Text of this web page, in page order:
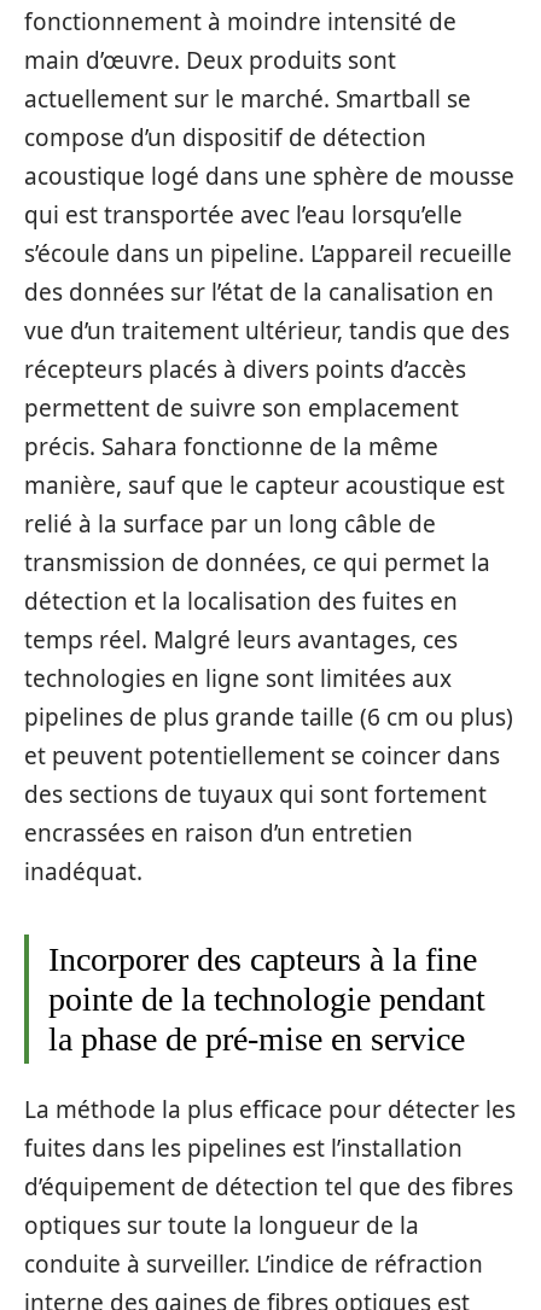
fonctionnement à moindre intensité de
main d’œuvre. Deux produits sont
actuellement sur le marché. Smartball se
compose d’un dispositif de détection
acoustique logé dans une sphère de mousse
qui est transportée avec l’eau lorsqu’elle
s’écoule dans un pipeline. L’appareil recueille
des données sur l’état de la canalisation en
vue d’un traitement ultérieur, tandis que des
récepteurs placés à divers points d’accès
permettent de suivre son emplacement
précis. Sahara fonctionne de la même
manière, sauf que le capteur acoustique est
relié à la surface par un long câble de
transmission de données, ce qui permet la
détection et la localisation des fuites en
temps réel. Malgré leurs avantages, ces
technologies en ligne sont limitées aux
pipelines de plus grande taille (6 cm ou plus)
et peuvent potentiellement se coincer dans
des sections de tuyaux qui sont fortement
encrassées en raison d’un entretien
inadéquat.
Incorporer des capteurs à la fine
pointe de la technologie pendant
la phase de pré-mise en service
La méthode la plus efficace pour détecter les
fuites dans les pipelines est l’installation
d’équipement de détection tel que des fibres
optiques sur toute la longueur de la
conduite à surveiller. L’indice de réfraction
interne des gaines de fibres optiques est